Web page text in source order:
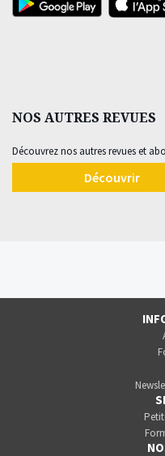
NOS AUTRES REVUES
Découvrez nos autres revues et
Découvrir